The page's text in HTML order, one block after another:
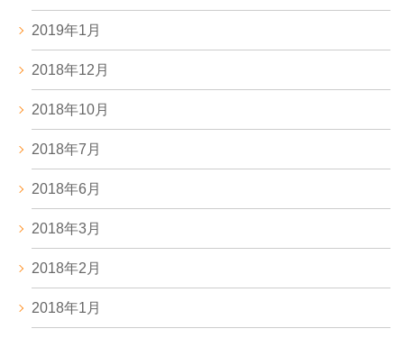
2019年1月
2018年12月
2018年10月
2018年7月
2018年6月
2018年3月
2018年2月
2018年1月